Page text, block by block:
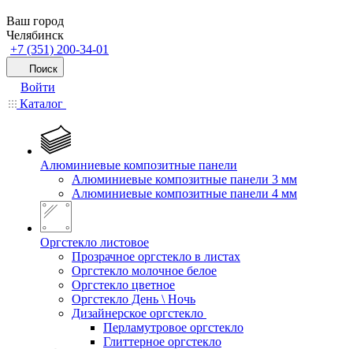
Ваш город
Челябинск
+7 (351) 200-34-01
Поиск
Войти
Каталог
Алюминиевые композитные панели
Алюминиевые композитные панели 3 мм
Алюминиевые композитные панели 4 мм
Оргстекло листовое
Прозрачное оргстекло в листах
Оргстекло молочное белое
Оргстекло цветное
Оргстекло День \ Ночь
Дизайнерское оргстекло
Перламутровое оргстекло
Глиттерное оргстекло